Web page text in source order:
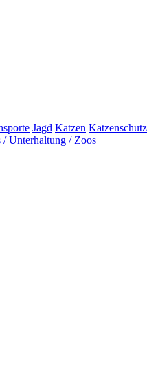
Jagd Katzen Katzenschutz
/ Unterhaltung / Zoos